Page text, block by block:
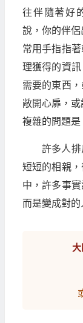
往伴隨著好
說，你的伴侶
常用手指指
理獲得的資
需要的東西
敞開心扉，
複雜的問題是
許多人
短短的相親
中，許多事
而是變成對的